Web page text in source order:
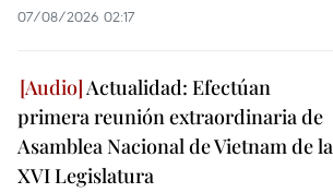
07/08/2026 02:17
Actualidad: Efectúan
primera reunión extraordinaria de
Asamblea Nacional de Vietnam de la
XVI Legislatura